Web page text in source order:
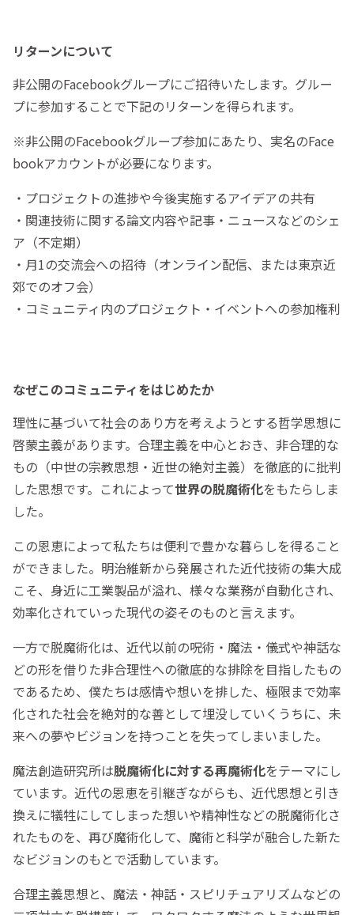
リターンについて
非公開のFacebookグループにご招待いたします。グルー
プに参加することで下記のリターンを得られます。
※非公開のFacebookグループ参加にあたり、実名のFace
bookアカウントが必要になります。
・プロジェクトの進捗や今後実施するアイデアの共有
・関連技術に関する論文内容や記事・ニュースなどのシェ
ア（不定期）
・月1の交流会への招待（オンライン配信、または東京近
郊でのオフ会）
・コミュニティ内のプロジェクト・イベントへの参加権利
なぜこのコミュニティをはじめたか
理性に基づいて社会のあり方を考えようとする哲学思想に
啓蒙主義があります。合理主義を中心とおき、非合理的な
もの（中世の宗教思想・近世の絶対主義）を徹底的に批判
した思想です。これによって世界の脱魔術化をもたらしま
した。
この恩恵によって私たちは便利で豊かな暮らしを得ること
ができました。明治維新から発展された近代技術の集大成
こそ、身近に工業製品が溢れ、様々な業務が自動化され、
効率化されていった現代の姿そのものと言えます。
一方で脱魔術化は、近代以前の呪術・魔法・儀式や神話な
どの形を借りた非合理性への徹底的な排除を目指したもの
であるため、僕たちは感情や想いを排した、極限まで効率
化された社会を絶対的な善として埋没していくうちに、未
来への夢やビジョンを持つことを失ってしまいました。
魔法創造研究所は脱魔術化に対する再魔術化をテーマにし
ています。近代の恩恵を引継ぎながらも、近代思想と引き
換えに犠牲にしてしまった想いや精神性などの脱魔術化さ
れたものを、再び魔術化して、魔術と科学が融合した新た
なビジョンのもとで活動しています。
合理主義思想と、魔法・神話・スピリチュアリズムなどの